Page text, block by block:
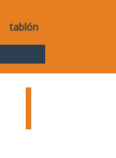
tablón